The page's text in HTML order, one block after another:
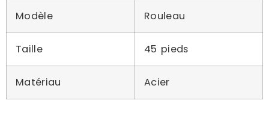
Modèle Rouleau
Taille 45 pieds
Matériau Acier